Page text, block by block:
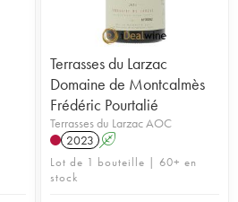
Terrasses du Larzac
Domaine de Montcalmès
Frédéric Pourtalié
Terrasses du Larzac AOC
2023 A
Lot de 1 bouteille | 60+ en
stock